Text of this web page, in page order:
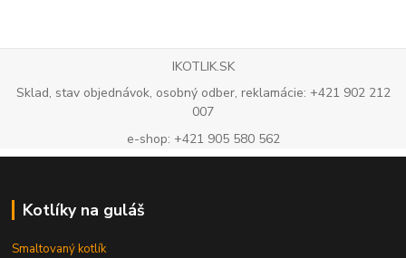
IKOTLIK.SK
Sklad, stav objednávok, osobný odber, reklamácie: +421 902 212
007
e-shop: +421 905 580 562
Kotlíky na guláš
Smaltovaný kotlík